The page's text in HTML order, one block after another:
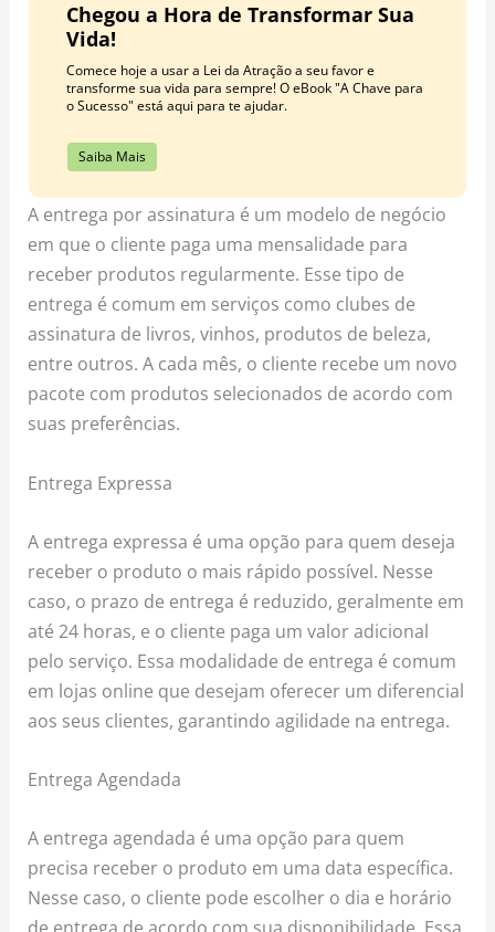
Chegou a Hora de Transformar Sua
Vida!
Comece hoje a usar a Lei da Atração a seu favor e
transforme sua vida para sempre! O eBook "A Chave para
o Sucesso" está aqui para te ajudar.
Saiba Mais
A entrega por assinatura é um modelo de negócio
em que o cliente paga uma mensalidade para
receber produtos regularmente. Esse tipo de
entrega é comum em serviços como clubes de
assinatura de livros, vinhos, produtos de beleza,
entre outros. A cada mês, o cliente recebe um novo
pacote com produtos selecionados de acordo com
suas preferências.
Entrega Expressa
A entrega expressa é uma opção para quem deseja
receber o produto o mais rápido possível. Nesse
caso, o prazo de entrega é reduzido, geralmente em
até 24 horas, e o cliente paga um valor adicional
pelo serviço. Essa modalidade de entrega é comum
em lojas online que desejam oferecer um diferencial
aos seus clientes, garantindo agilidade na entrega.
Entrega Agendada
A entrega agendada é uma opção para quem
precisa receber o produto em uma data específica.
Nesse caso, o cliente pode escolher o dia e horário